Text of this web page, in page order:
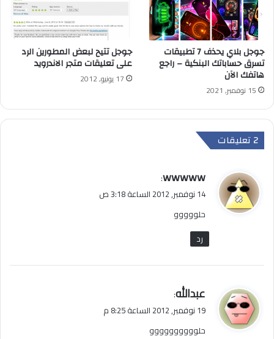
جوجل بلاي يحذف 7 تطبيقات
تسرق حساباتك البنكية – راجع
هاتفك الآن
15 نوفمبر, 2021
جوجل تتيح لبعض المطورين الرد
على تعليقات متجر الاندرويد
17 يونيو, 2012
‫2 تعليقات
ي
ق
ل
wwwww
:
14 نوفمبر, 2012 الساعة 3:18 ص
حلووووو
رد
ي
ق
ل
عبدالله:
19 نوفمبر, 2012 الساعة 8:25 م
حلوووووووووو